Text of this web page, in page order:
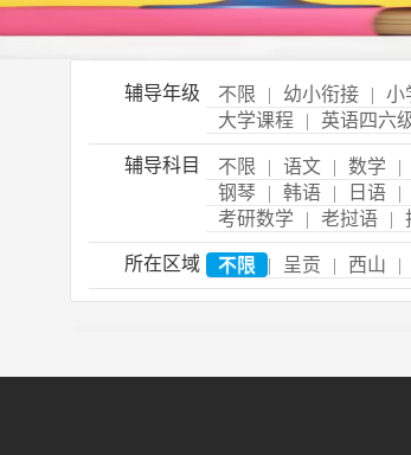
辅导年级 不限 | 幼小衔接 | 小
大学课程
| 英语四六
辅导科目 不限 | 语文 | 数学 |
钢琴
| 韩语 | 日语 |
考研数学
| 老挝语 |
所在区域 不限 | 呈贡 | 西山 |